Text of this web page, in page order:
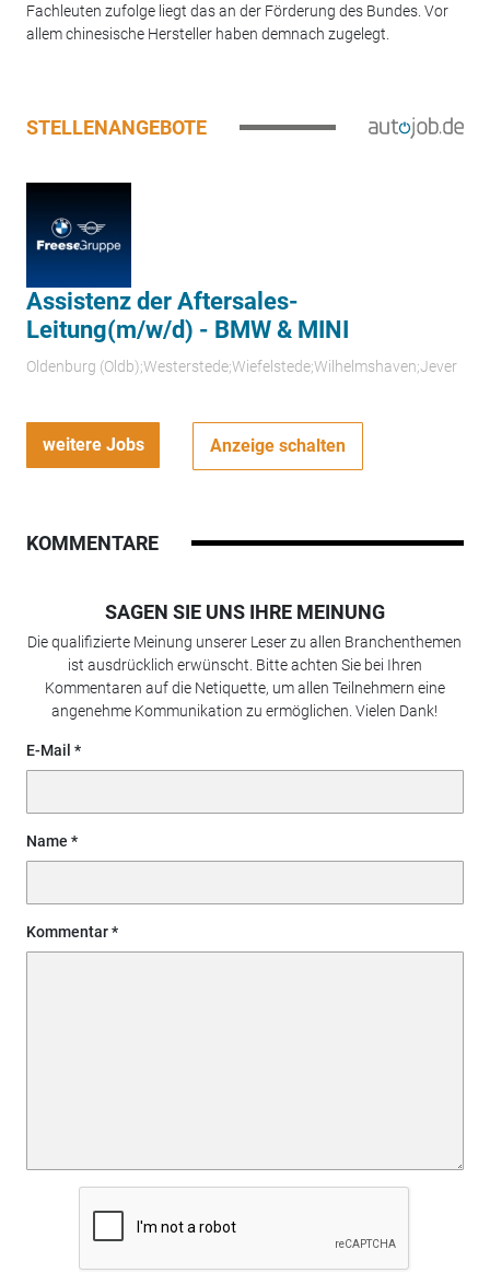
Fachleuten zufolge liegt das an der Förderung des Bundes. Vor
allem chinesische Hersteller haben demnach zugelegt.
STELLENANGEBOTE
Assistenz der Aftersales-
Leitung(m/w/d) - BMW & MINI
Oldenburg (Oldb);Westerstede;Wiefelstede;Wilhelmshaven;Jever
weitere Jobs Anzeige schalten
KOMMENTARE
SAGEN SIE UNS IHRE MEINUNG
Die qualifizierte Meinung unserer Leser zu allen Branchenthemen
ist ausdrücklich erwünscht. Bitte achten Sie bei Ihren
Kommentaren auf die Netiquette, um allen Teilnehmern eine
angenehme Kommunikation zu ermöglichen. Vielen Dank!
E-Mail
Name
Kommentar